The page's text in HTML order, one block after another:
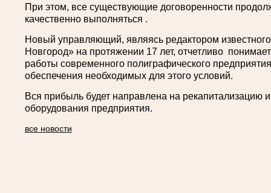
При этом, все существующие договоренности
качественно выполняться .
Новый управляющий, являясь редактором
Новгород» на протяжении 17 лет, отчетливо
работы современного полиграфического
обеспечения необходимых для этого условий.
Вся прибыль будет направлена на рекапитализацию
оборудования предприятия.
все новости